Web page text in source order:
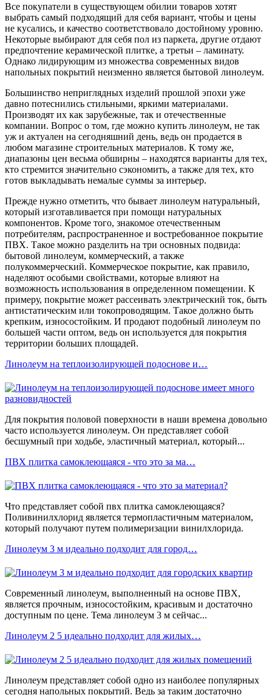
Все покупатели в существующем обилии товаров хотят
выбрать самый подходящий для себя вариант, чтобы и цены
не кусались, и качество соответствовало достойному уровню.
Некоторые выбирают для себя пол из паркета, другие отдают
предпочтение керамической плитке, а третьи – ламинату.
Однако лидирующим из множества современных видов
напольных покрытий неизменно является бытовой линолеум.
Большинство неприглядных изделий прошлой эпохи уже
давно потеснились стильными, яркими материалами.
Производят их как зарубежные, так и отечественные
компании. Вопрос о том, где можно купить линолеум, не так
уж и актуален на сегодняшний день, ведь он продается в
любом магазине строительных материалов. К тому же,
диапазоны цен весьма обширны – находятся варианты для тех,
кто стремится значительно сэкономить, а также для тех, кто
готов выкладывать немалые суммы за интерьер.
Прежде нужно отметить, что бывает линолеум натуральный,
который изготавливается при помощи натуральных
компонентов. Кроме того, знакомое отечественным
потребителям, распространенное и востребованное покрытие
ПВХ. Такое можно разделить на три основных подвида:
бытовой линолеум, коммерческий, а также
полукоммерческий. Коммерческое покрытие, как правило,
наделяют особыми свойствами, которые влияют на
возможность использования в определенном помещении. К
примеру, покрытие может рассеивать электрический ток, быть
антистатическим или токопроводящим. Такое должно быть
крепким, износостойким. И продают подобный линолеум по
большей части оптом, ведь он используется для покрытия
территории больших площадей.
Линолеум на теплоизолирующей подоснове и…
Для покрытия половой поверхности в наши времена довольно
часто используется линолеум. Он представляет собой
бесшумный при ходьбе, эластичный материал, который...
ПВХ плитка самоклеющаяся - что это за ма…
Что представляет собой пвх плитка самоклеющаяся?
Поливинилхлорид является термопластичным материалом,
который получают путем полимеризации винилхлорида.
Линолеум 3 м идеально подходит для город…
Современный линолеум, выполненный на основе ПВХ,
является прочным, износостойким, красивым и достаточно
доступным по цене. Тема линолеум 3 м сейчас...
Линолеум 2 5 идеально подходит для жилых…
Линолеум представляет собой одно из наиболее популярных
сегодня напольных покрытий. Ведь за таким достаточно